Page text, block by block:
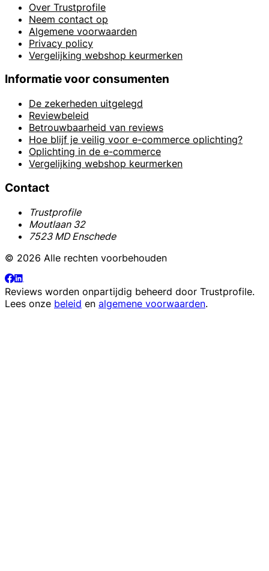
Over Trustprofile
Neem contact op
Algemene voorwaarden
Privacy policy
Vergelijking webshop keurmerken
Informatie voor consumenten
De zekerheden uitgelegd
Reviewbeleid
Betrouwbaarheid van reviews
Hoe blijf je veilig voor e-commerce oplichting?
Oplichting in de e-commerce
Vergelijking webshop keurmerken
Contact
Trustprofile
Moutlaan 32
7523 MD Enschede
© 2026 Alle rechten voorbehouden
Reviews worden onpartijdig beheerd door Trustprofile.
Lees onze beleid en algemene voorwaarden.